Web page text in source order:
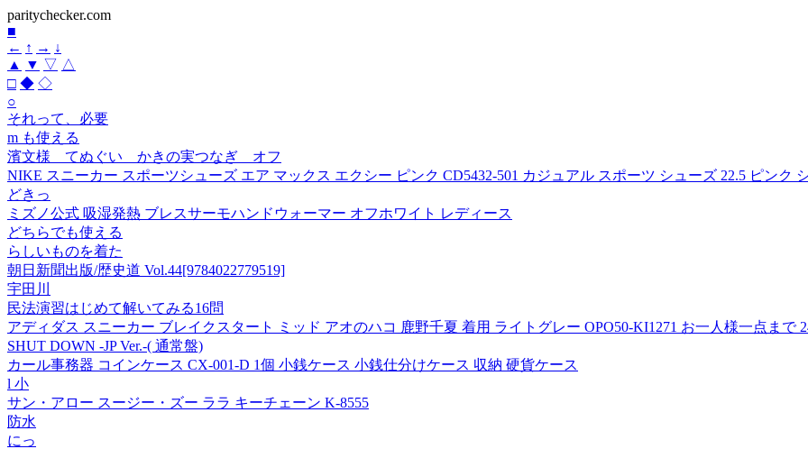
paritychecker.com
■
← ↑ → ↓
▲
▼ ▽ △
□ ◆ ◇
○
それって、必要
m も使える
濱文様 てぬぐい かきの実つなぎ オフ
NIKE スニーカー スポーツシューズ エア マックス エクシー ピンク CD5432-501 カジュアル スポーツ シューズ 22.5 ピンク
どきっ
ミズノ公式 吸湿発熱 ブレスサーモハンドウォーマー オフホワイト レディース
どちらでも使える
らしいものを着た
朝日新聞出版/歴史道 Vol.44[9784022779519]
宇田川
民法演習はじめて解いてみる16問
アディダス スニーカー ブレイクスタート ミッド アオのハコ 鹿野千夏 着用 ライトグレー OPO50-KI1271 お一人様一点まで
SHUT DOWN -JP Ver.-( 通常盤)
カール事務器 コインケース CX-001-D 1個 小銭ケース 小銭仕分けケース 収納 硬貨ケース
l 小
サン・アロー スージー・ズー ララ キーチェーン K-8555
防水
にっ